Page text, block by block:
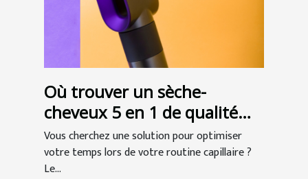
Où trouver un sèche-
cheveux 5 en 1 de qualité
professionnelle ?
Vous cherchez une solution pour optimiser
votre temps lors de votre routine capillaire ?
Le...